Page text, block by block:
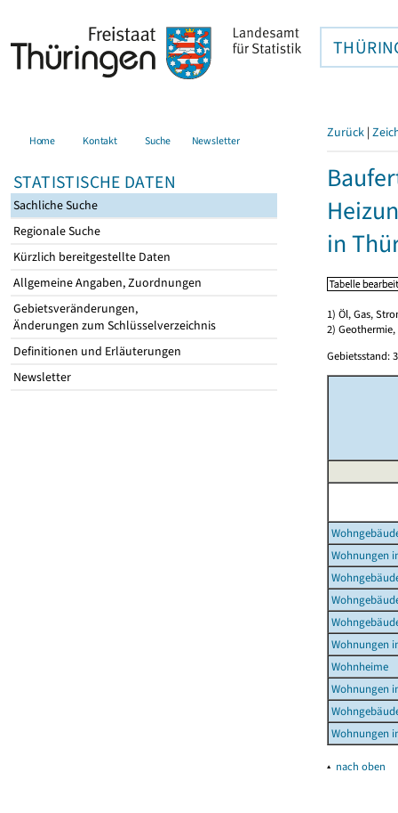
Home Kontakt Suche Newsletter
STATISTISCHE DATEN
Sachliche Suche
Regionale Suche
Kürzlich bereitgestellte Daten
Allgemeine Angaben, Zuordnungen
Gebietsveränderungen,
Änderungen zum Schlüsselverzeichnis
Definitionen und Erläuterungen
Newsletter
Zurück |
in
1) Öl, Gas,
2)
Gebietsstand:
Wohnungen
Wohnungen
Wohnheime
Wohnungen
Wohnungen
▴ nach oben